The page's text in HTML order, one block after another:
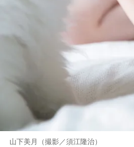
山下美月（撮影／須江隆治）